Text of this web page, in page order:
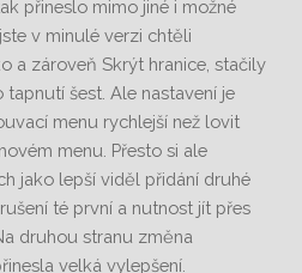
přineslo mimo jiné i možné
v minulé verzi chtěli
a zároveň Skrýt hranice, stačily
tapnutí šest. Ale nastavení je
menu rychlejší než lovit
menu. Přesto si ale
jako lepší viděl přidání druhé
té první a nutnost jít přes
druhou stranu změna
velká vylepšení.